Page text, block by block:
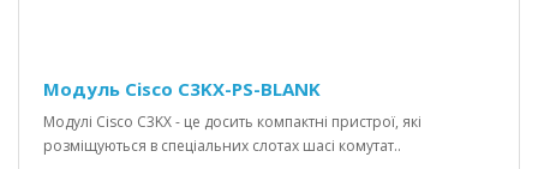
Модуль Cisco C3KX-PS-BLANK
Модулі Cisco C3KX - це досить компактні пристрої, які
розміщуються в спеціальних слотах шасі комутат..